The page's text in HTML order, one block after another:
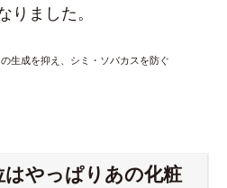
りました。
生成を抑え、シミ・ソバカスを防ぐ
はやっぱりあの化粧